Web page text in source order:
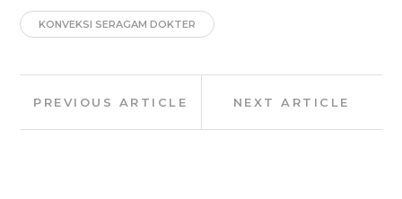
KONVEKSI SERAGAM DOKTER
navigation
PREVIOUS ARTICLE NEXT ARTICLE